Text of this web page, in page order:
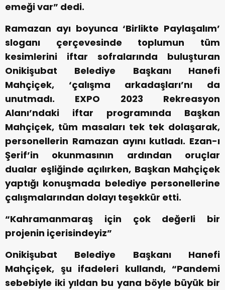
emeği var” dedi.
Ramazan ayı boyunca ‘Birlikte Paylaşalım’
sloganı çerçevesinde toplumun tüm
kesimlerini iftar sofralarında buluşturan
Onikişubat Belediye Başkanı Hanefi
Mahçiçek, ‘çalışma arkadaşları’nı da
unutmadı. EXPO 2023 Rekreasyon
Alanı’ndaki iftar programında Başkan
Mahçiçek, tüm masaları tek tek dolaşarak,
personellerin Ramazan ayını kutladı. Ezan-ı
Şerif’in okunmasının ardından oruçlar
dualar eşliğinde açılırken, Başkan Mahçiçek
yaptığı konuşmada belediye personellerine
çalışmalarından dolayı teşekkür etti.
“Kahramanmaraş için çok değerli bir
projenin içerisindeyiz”
Onikişubat Belediye Başkanı Hanefi
Mahçiçek, şu ifadeleri kullandı, “Pandemi
sebebiyle iki yıldan bu yana böyle büyük bir